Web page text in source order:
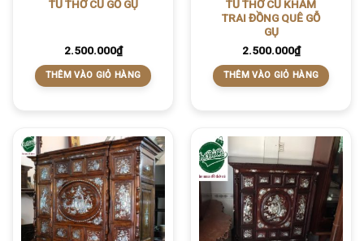
TỦ THỜ CŨ GỖ GỤ
2.500.000₫
THÊM VÀO GIỎ HÀNG
TỦ THỜ CŨ KHẢM
TRAI ĐỒNG QUÊ GỖ
GỤ
2.500.000₫
THÊM VÀO GIỎ HÀNG